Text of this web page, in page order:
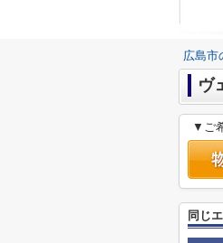
広島市
ヴ
▼ご
同じ